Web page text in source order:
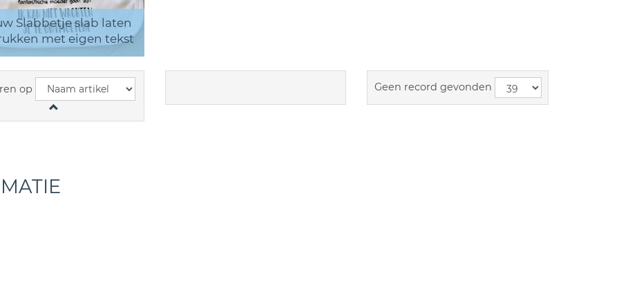
Slabbetje slab laten
met eigen tekst
op Geen record gevonden